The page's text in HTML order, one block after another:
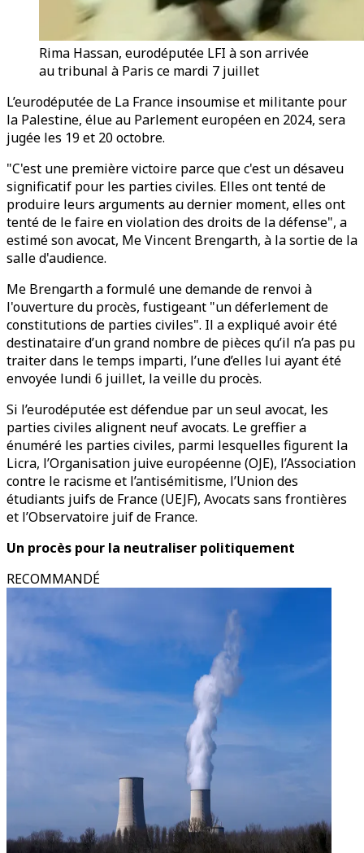
Rima Hassan, eurodéputée LFI à son arrivée
au tribunal à Paris ce mardi 7 juillet
L’eurodéputée de La France insoumise et militante pour
la Palestine, élue au Parlement européen en 2024, sera
jugée les 19 et 20 octobre.
"C'est une première victoire parce que c'est un désaveu
significatif pour les parties civiles. Elles ont tenté de
produire leurs arguments au dernier moment, elles ont
tenté de le faire en violation des droits de la défense", a
estimé son avocat, Me Vincent Brengarth, à la sortie de la
salle d'audience.
Me Brengarth a formulé une demande de renvoi à
l'ouverture du procès, fustigeant "un déferlement de
constitutions de parties civiles". Il a expliqué avoir été
destinataire d’un grand nombre de pièces qu’il n’a pas pu
traiter dans le temps imparti, l’une d’elles lui ayant été
envoyée lundi 6 juillet, la veille du procès.
Si l’eurodéputée est défendue par un seul avocat, les
parties civiles alignent neuf avocats. Le greffier a
énuméré les parties civiles, parmi lesquelles figurent la
Licra, l’Organisation juive européenne (OJE), l’Association
contre le racisme et l’antisémitisme, l’Union des
étudiants juifs de France (UEJF), Avocats sans frontières
et l’Observatoire juif de France.
Un procès pour la neutraliser politiquement
RECOMMANDÉ